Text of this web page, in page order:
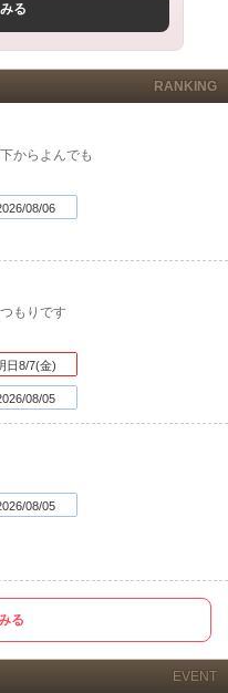
る
RANKING
からよんでも
08/06
もりです
日8/7(金)
08/05
08/05
る
EVENT
アする
X (旧Twitter)
ピー
ン
ン
北陸
全国TOP